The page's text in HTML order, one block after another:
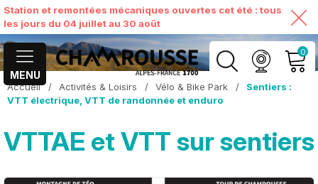
Station et remontées mécaniques ouvertes cet été : tous
les jours du 04 juillet au 30 août
MENU
0
MON COMPTE
VOIR MON PANIER
Accueil / Activités & Loisirs / Vélo & Bike Park /
Sentiers :
VTT électrique, VTT de randonnée et enduro
VTTAE et VTT sur sentiers